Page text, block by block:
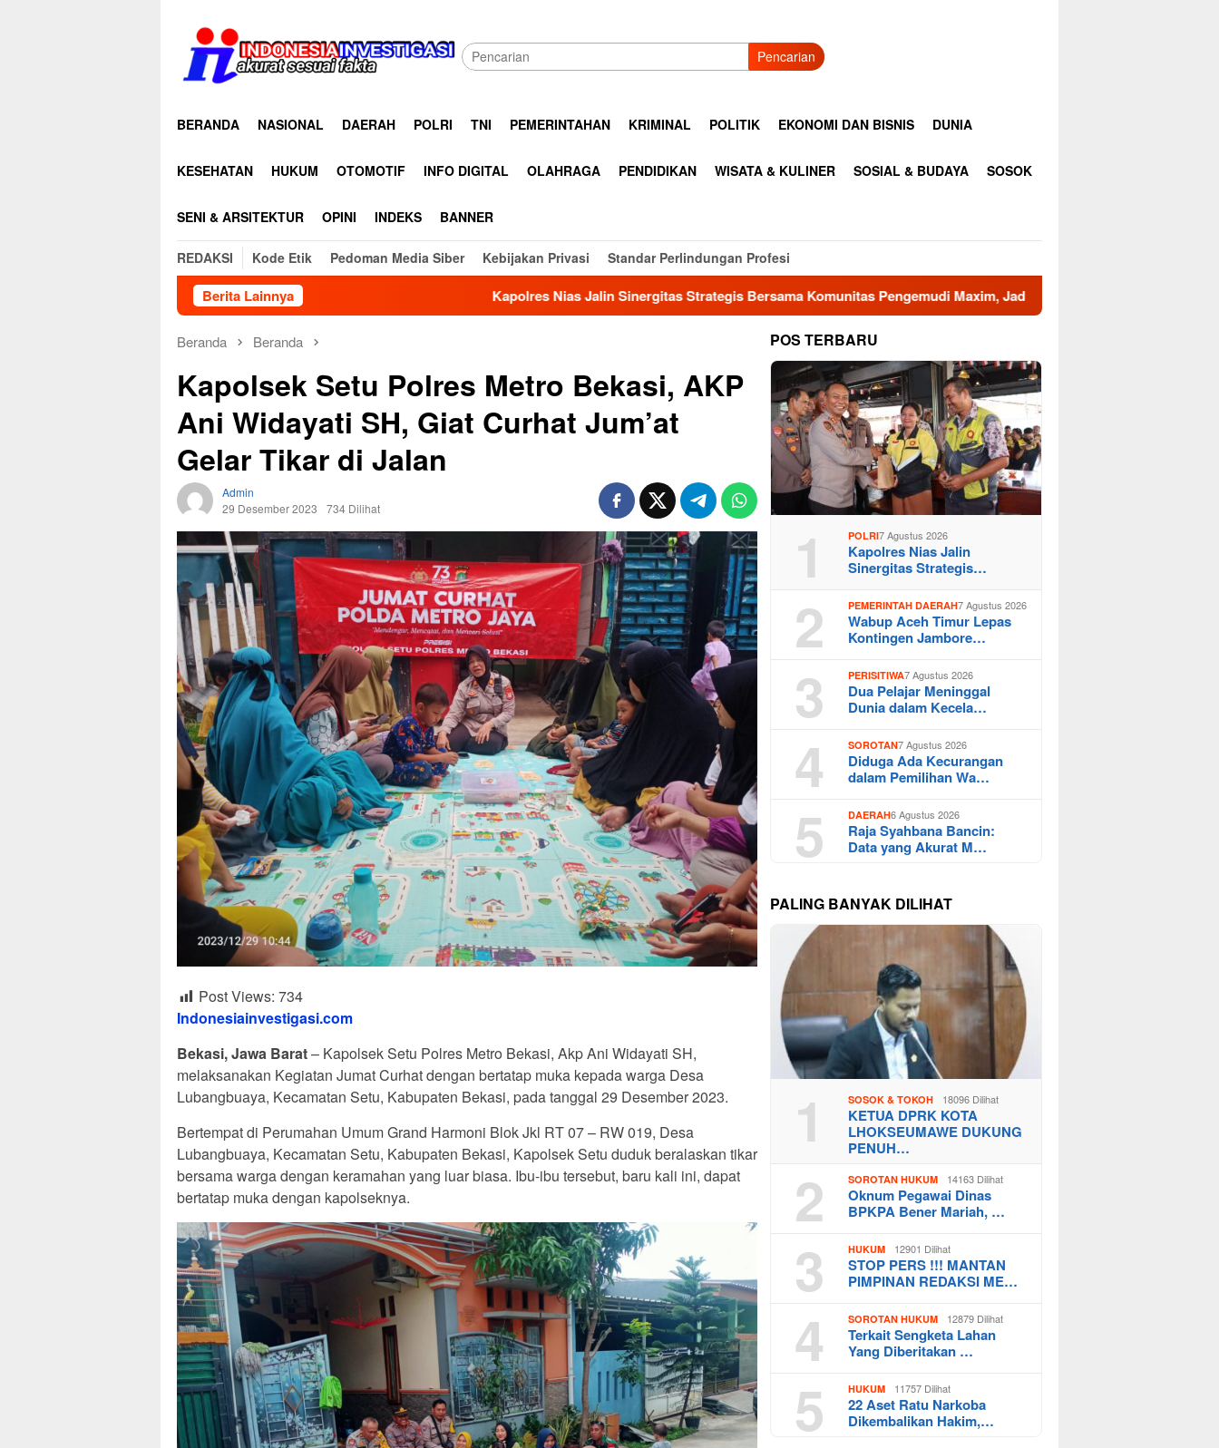
konten
Pencarian
BERANDA NASIONAL DAERAH POLRI TNI PEMERINTAHAN KRIMINAL POLITIK EKONOMI DAN BISNIS DUNIA
KESEHATAN HUKUM OTOMOTIF INFO DIGITAL OLAHRAGA PENDIDIKAN WISATA & KULINER SOSIAL & BUDAYA SOSOK
SENI & ARSITEKTUR OPINI INDEKS BANNER
REDAKSI Kode Etik Pedoman Media Siber Kebijakan Privasi Standar Perlindungan Profesi
Berita Lainnya Kapolres Nias Jalin Sinergitas Strategis Bersama Komunitas Pengemudi Maxim, Jadikan Ojol Mata dan Telinga Keamanan Wilayah
Beranda Beranda
Kapolsek Setu Polres Metro Bekasi, AKP
Ani Widayati SH, Giat Curhat Jum’at
Gelar Tikar di Jalan
Admin
29 Desember 2023
734 Dilihat
Post Views: 734
Indonesiainvestigasi.com
Bekasi, Jawa Barat– Kapolsek Setu Polres Metro Bekasi, Akp Ani Widayati SH,
melaksanakan Kegiatan Jumat Curhat dengan bertatap muka kepada warga Desa
Lubangbuaya, Kecamatan Setu, Kabupaten Bekasi, pada tanggal 29 Desember 2023.
Bertempat di Perumahan Umum Grand Harmoni Blok Jkl RT 07 – RW 019, Desa
Lubangbuaya, Kecamatan Setu, Kabupaten Bekasi, Kapolsek Setu duduk beralaskan tikar
bersama warga dengan keramahan yang luar biasa. Ibu-ibu tersebut, baru kali ini, dapat
bertatap muka dengan kapolseknya.
POS TERBARU
1 POLRI7 Agustus 2026
Kapolres Nias Jalin
Sinergitas Strategis…
2 PEMERINTAH DAERAH7 Agustus 2026
Wabup Aceh Timur Lepas
Kontingen Jambore…
3 PERISITIWA7 Agustus 2026
Dua Pelajar Meninggal
Dunia dalam Kecela…
4 SOROTAN7 Agustus 2026
Diduga Ada Kecurangan
dalam Pemilihan Wa…
5 DAERAH6 Agustus 2026
Raja Syahbana Bancin:
Data yang Akurat M…
PALING BANYAK DILIHAT
1 SOSOK & TOKOH 18096 Dilihat
KETUA DPRK KOTA
LHOKSEUMAWE DUKUNG
PENUH…
2 SOROTAN HUKUM 14163 Dilihat
Oknum Pegawai Dinas
BPKPA Bener Mariah, …
3 HUKUM 12901 Dilihat
STOP PERS !!! MANTAN
PIMPINAN REDAKSI ME…
4 SOROTAN HUKUM 12879 Dilihat
Terkait Sengketa Lahan
Yang Diberitakan …
5 HUKUM 11757 Dilihat
22 Aset Ratu Narkoba
Dikembalikan Hakim,…